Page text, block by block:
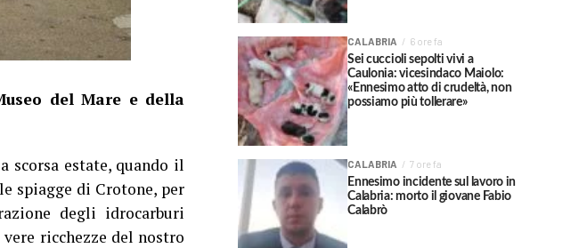
del Mare e della
scorsa estate, quando il
spiagge di Crotone, per
degli idrocarburi
ricchezze del nostro
CALABRIA 6 ore fa
Sei cuccioli sepolti vivi a
Caulonia: vicesindaco Maiolo:
«Ennesimo atto di crudeltà, non
possiamo più tollerare»
CALABRIA 7 ore fa
Ennesimo incidente sul lavoro in
Calabria: morto il giovane Fabio
Calabrò